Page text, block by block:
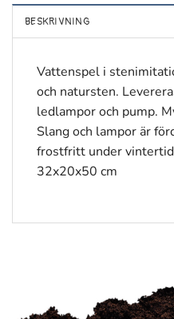
BESKRIVNING
Vattenspel i
och natursten.
ledlampor och pump.
Slang och lampor är
frostfritt under
32x20x50 cm